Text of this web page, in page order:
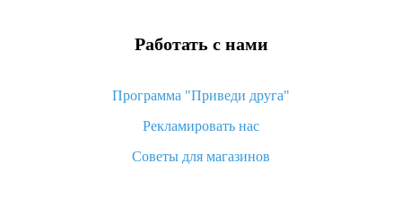
Работать с нами
Программа "Приведи друга"
Рекламировать нас
Советы для магазинов